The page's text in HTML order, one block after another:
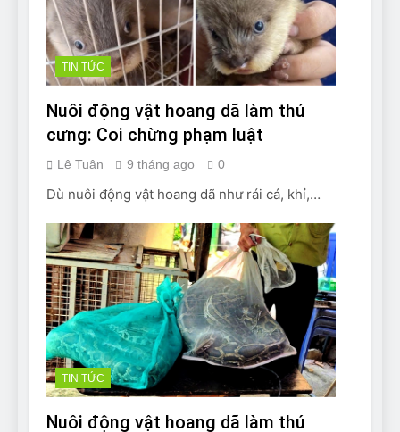
TIN TỨC
Nuôi động vật hoang dã làm thú
cưng: Coi chừng phạm luật
Lê Tuân 9 tháng ago 0
Dù nuôi động vật hoang dã như rái cá, khỉ,…
TIN TỨC
Nuôi động vật hoang dã làm thú